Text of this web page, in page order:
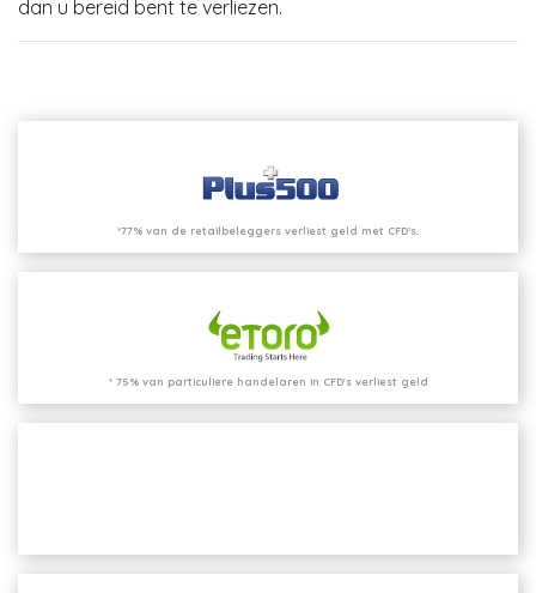
dan u bereid bent te verliezen.
*77% van de retailbeleggers verliest geld met CFD’s.
* 75% van particuliere handelaren in CFD's verliest geld